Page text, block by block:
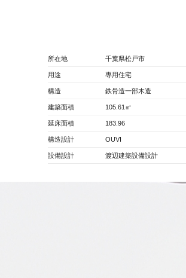
所在地 千葉県松戸市
用途 専用住宅
構造 鉄骨造一部木造
建築面積 105.61㎡
延床面積 183.96
構造設計 OUVI
設備設計 渡辺建築設備設計